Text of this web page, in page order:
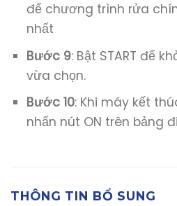
để chương trình rửa
nhất
Bước 9: Bật START để
vừa chọn.
Bước 10: Khi máy kết
nhấn nút ON trên bảng
THÔNG TIN BỔ SUNG